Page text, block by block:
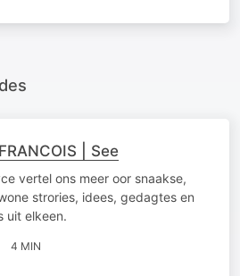
| See
vertel ons meer oor snaakse,
strories, idees, gedagtes en
uit elkeen.
4 MIN